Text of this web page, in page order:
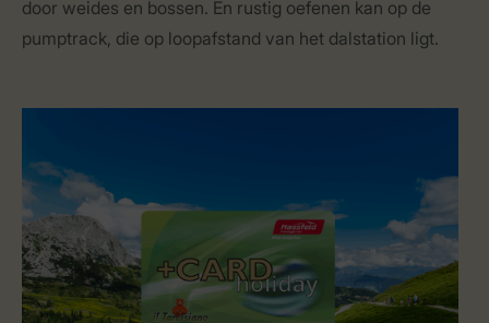
door weides en bossen. En rustig oefenen kan op de
pumptrack, die op loopafstand van het dalstation ligt.